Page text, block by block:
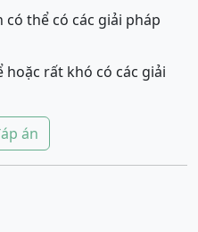
thể có các giải pháp
rất khó có các giải
án